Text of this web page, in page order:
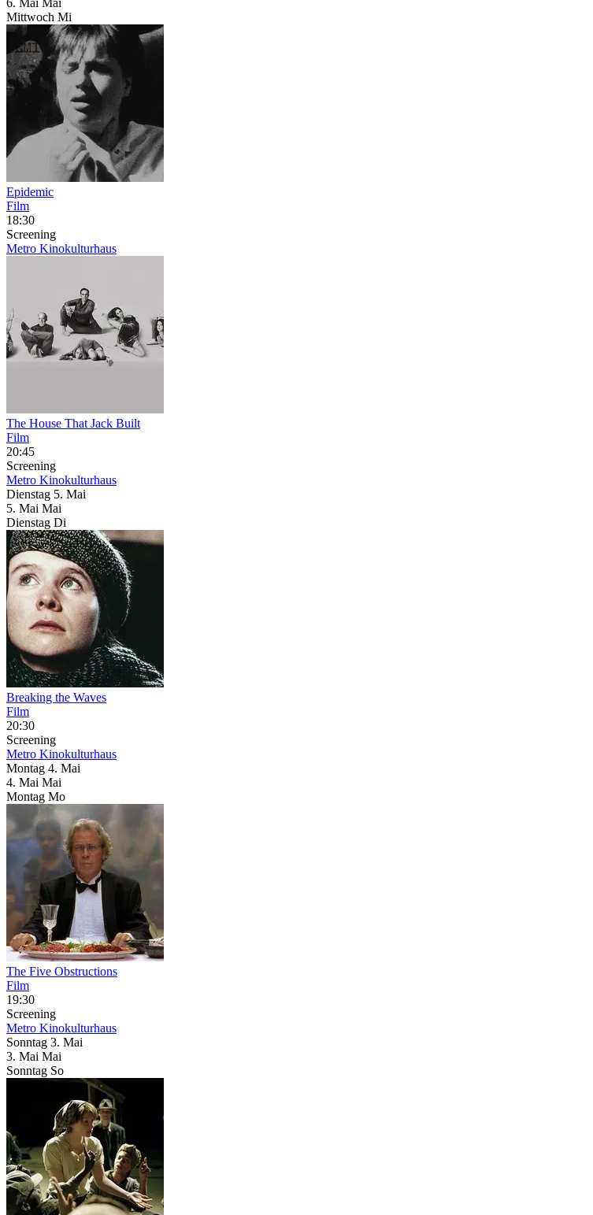
Mittwoch Mi
Epidemic
Film
18:30
Screening
Metro Kinokulturhaus
The House That Jack Built
Film
20:45
Screening
Metro Kinokulturhaus
Dienstag 5. Mai
5. Mai Mai
Dienstag Di
Breaking the Waves
Film
20:30
Screening
Metro Kinokulturhaus
Montag 4. Mai
4. Mai Mai
Montag Mo
The Five Obstructions
Film
19:30
Screening
Metro Kinokulturhaus
Sonntag 3. Mai
3. Mai Mai
Sonntag So